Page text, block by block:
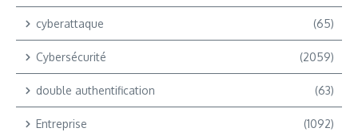
cyberattaque (65)
Cybersécurité (2059)
double authentification (63)
Entreprise (1092)